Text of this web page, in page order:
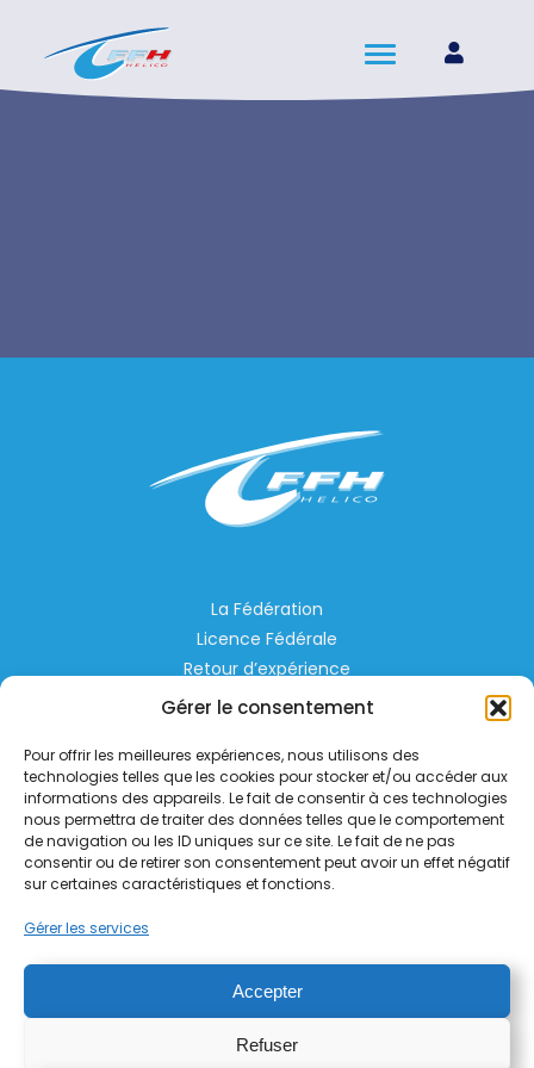
Gérer le consentement
Pour offrir les meilleures expériences, nous utilisons des
technologies telles que les cookies pour stocker et/ou accéder aux
informations des appareils. Le fait de consentir à ces technologies
nous permettra de traiter des données telles que le comportement
de navigation ou les ID uniques sur ce site. Le fait de ne pas
consentir ou de retirer son consentement peut avoir un effet négatif
sur certaines caractéristiques et fonctions.
Gérer les services
Accepter
Refuser
La Fédération
Licence Fédérale
Retour d’expérience
Espace Privé
Liens Utiles
Aérodrome de Lognes Emerainville
77185 LOGNES
contact@helico.org